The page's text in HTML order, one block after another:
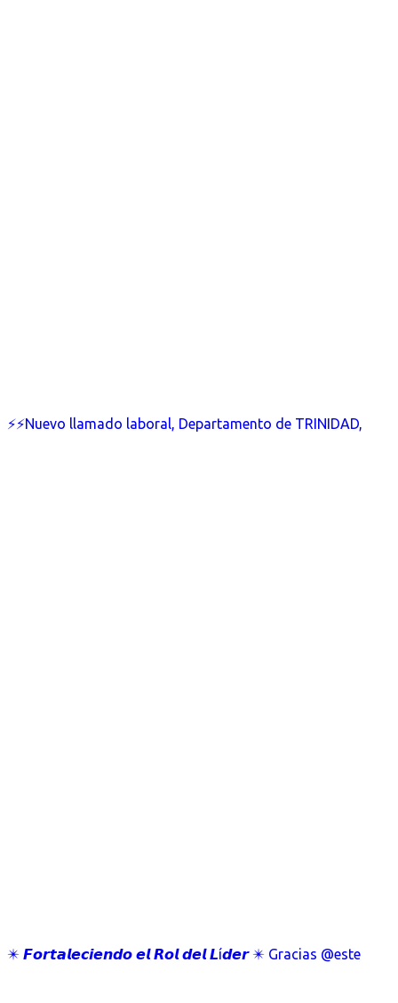
⚡⚡Nuevo llamado laboral, Departamento de TRINIDAD,
✴️ 𝙁𝙤𝙧𝙩𝙖𝙡𝙚𝙘𝙞𝙚𝙣𝙙𝙤 𝙚𝙡 𝙍𝙤𝙡 𝙙𝙚𝙡 𝙇í𝙙𝙚𝙧 ✴️ Gracias @este